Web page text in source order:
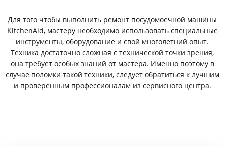
Для того чтобы выполнить ремонт посудомоечной машины
KitchenAid, мастеру необходимо использовать специальные
инструменты, оборудование и свой многолетний опыт.
Техника достаточно сложная с технической точки зрения,
она требует особых знаний от мастера. Именно поэтому в
случае поломки такой техники, следует обратиться к лучшим
и проверенным профессионалам из сервисного центра.